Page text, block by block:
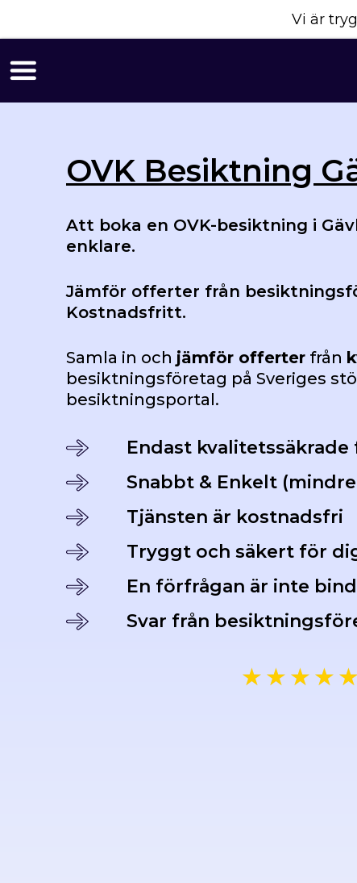
Vi är
OVK Besiktning
Att boka en OVK-besiktning i
enklare.
Jämför offerter från
Kostnadsfritt.
Samla in och jämför offerter från
besiktningsföretag på Sveriges
besiktningsportal.
Endast kvalitetssäkrade
Snabbt & Enkelt
Tjänsten är kostnadsfri
Tryggt och säkert för
En förfrågan är inte
Svar från
★ ★ ★ ★ ★